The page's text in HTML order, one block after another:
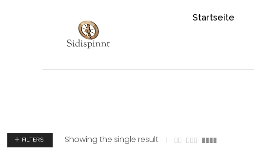
Startseite
Showing the single result
FILTERS